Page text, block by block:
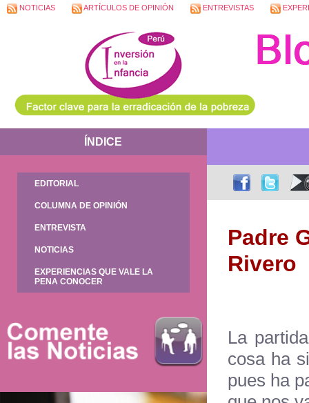
NOTICIAS ARTÍCULOS DE OPINIÓN ENTREVISTAS
ÍNDICE
EDITORIAL
COLUMNA DE OPINIÓN
ENTREVISTA
NOTICIAS
EXPERIENCIAS QUE VALE LA
PENA CONOCER
Padre
Rivero
La
cosa ha
pues ha